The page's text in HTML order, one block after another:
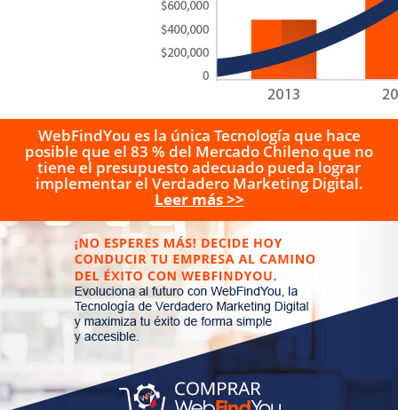
WebFindYou es la única Tecnología que hace
posible que el 83 % del Mercado Chileno que no
tiene el presupuesto adecuado pueda lograr
implementar el Verdadero Marketing Digital.
Leer más >>